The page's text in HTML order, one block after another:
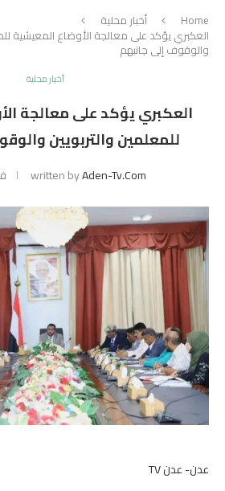
Home أخبار محلية
العكبري يؤكد على معالجة الأوضاع المعيشية
والوقوف إلى جانبهم
أخبار محلية
العكبري يؤكد على معالجة
للمعلمين والتربويين
written byAden-Tv.com
عدن- عدن TV